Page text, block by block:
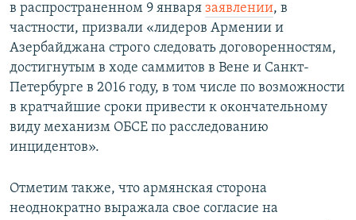
в распространенном 9 января заявлении, в
частности, призвали «лидеров Армении и
Азербайджана строго следовать договоренностям,
достигнутым в ходе саммитов в Вене и Санкт-
Петербурге в 2016 году, в том числе по возможности
в кратчайшие сроки привести к окончательному
виду механизм ОБСЕ по расследованию
инцидентов».
Отметим также, что армянская сторона
неоднократно выражала свое согласие на